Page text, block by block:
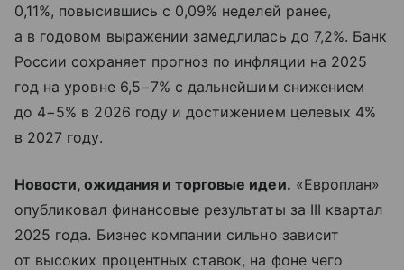
0,11%, повысившись с 0,09% неделей ранее,
а в годовом выражении замедлилась до 7,2%. Банк
России сохраняет прогноз по инфляции на 2025
год на уровне 6,5−7% с дальнейшим снижением
до 4−5% в 2026 году и достижением целевых 4%
в 2027 году.
Новости, ожидания и торговые идеи. «Европлан»
опубликовал финансовые результаты за III квартал
2025 года. Бизнес компании сильно зависит
от высоких процентных ставок, на фоне чего